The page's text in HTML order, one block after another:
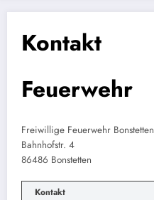
Kontakt
Feuerwehr
Freiwillige Feuerwehr Bonstetten
Bahnhofstr. 4
86486 Bonstetten
Kontakt